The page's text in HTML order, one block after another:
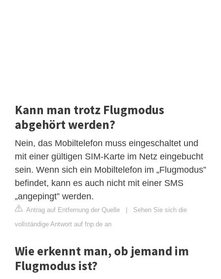
Kann man trotz Flugmodus
abgehört werden?
Nein, das Mobiltelefon muss eingeschaltet und
mit einer gültigen SIM-Karte im Netz eingebucht
sein. Wenn sich ein Mobiltelefon im „Flugmodus”
befindet, kann es auch nicht mit einer SMS
„angepingt” werden.
Antrag auf Entfernung der Quelle
Sehen Sie sich die
vollständige Antwort auf fnp.de an
Wie erkennt man, ob jemand im
Flugmodus ist?